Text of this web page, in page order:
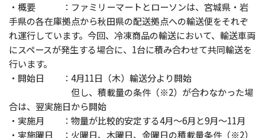
・概要 ：ファミリーマートとローソンは、宮城県・岩
手県の各在庫拠点から秋田県の配送拠点への輸送便をそれぞ
れ運行しています。今回、冷凍商品の輸送において、輸送車両
にスペースが発生する場合に、1台に積み合わせて共同輸送を
行います。
・開始日 ：4月11日（木）輸送分より開始
但し、積載量の条件（※2）が合わなかった場
合は、翌実施日から開始
・実施月 ：物量が比較的安定する4月～6月と9月～11月
・実施曜日 ：火曜日、木曜日、金曜日の積載量条件（※2）